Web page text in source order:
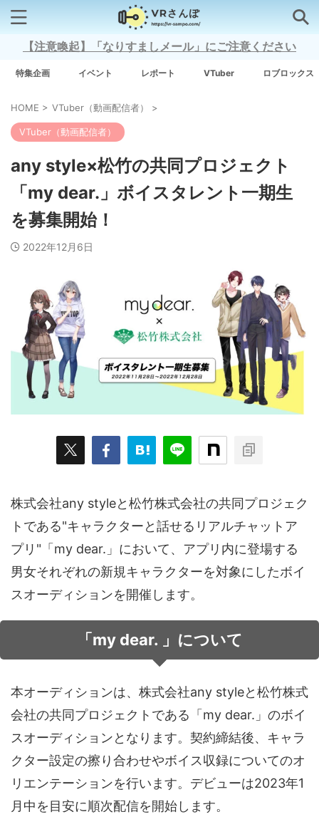
検索はコチラから
Grow A Garden（庭を成長させる）
タグ一覧
ARKit BitStar（ぶいらいぶ） CG(2D/3D) esports
Fortnite Music NEWS
PR/提供 Roblox Steam TGS VRChat
にじさんじ アウトドア アニメ アプリ
アミューズメント イベント オーディション
グルメ ゲーム コスプレ スポーツ
ソーシャルVR デジモノ バーチャルYouTuber
パノラマ ボカロ メタバース レポート
仮想通貨/NFT 季節 映画 東京
音声（ボイス）
【注意喚起】「なりすましメール」にご注意ください
特集企画 イベント レポート VTuber ロブロックス
HOME > VTuber（動画配信者） >
VTuber（動画配信者）
any style×松竹の共同プロジェクト
「my dear.」ボイスタレント一期生
を募集開始！
2022年12月6日
株式会社any styleと松竹株式会社の共同プロジェク
トである"キャラクターと話せるリアルチャットア
プリ"「my dear.」において、アプリ内に登場する
男女それぞれの新規キャラクターを対象にしたボイ
スオーディションを開催します。
「my dear. 」について
本オーディションは、株式会社any styleと松竹株式
会社の共同プロジェクトである「my dear.」のボイ
スオーディションとなります。契約締結後、キャラ
クター設定の擦り合わせやボイス収録についてのオ
リエンテーションを行います。デビューは2023年1
月中を目安に順次配信を開始します。